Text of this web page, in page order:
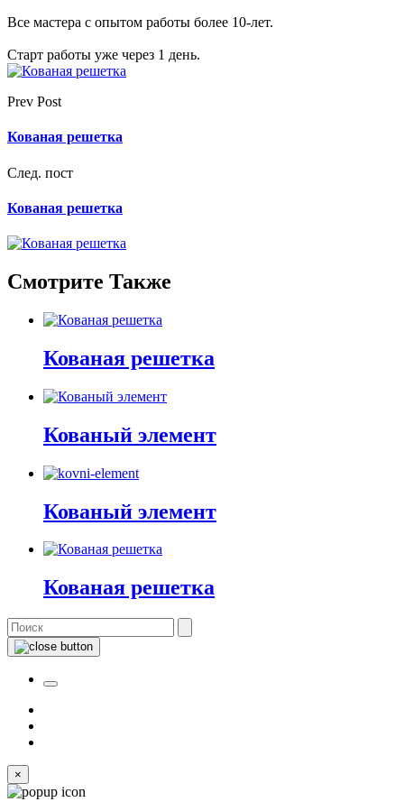
Все мастера с опытом работы более 10-лет.
Старт работы уже через 1 день.
Prev Post
Кованая решетка
След. пост
Кованая решетка
Смотрите Также
Кованая решетка
Кованый элемент
Кованый элемент
Кованая решетка
×